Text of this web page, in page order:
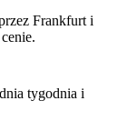
Frankfurt i
tygodnia i